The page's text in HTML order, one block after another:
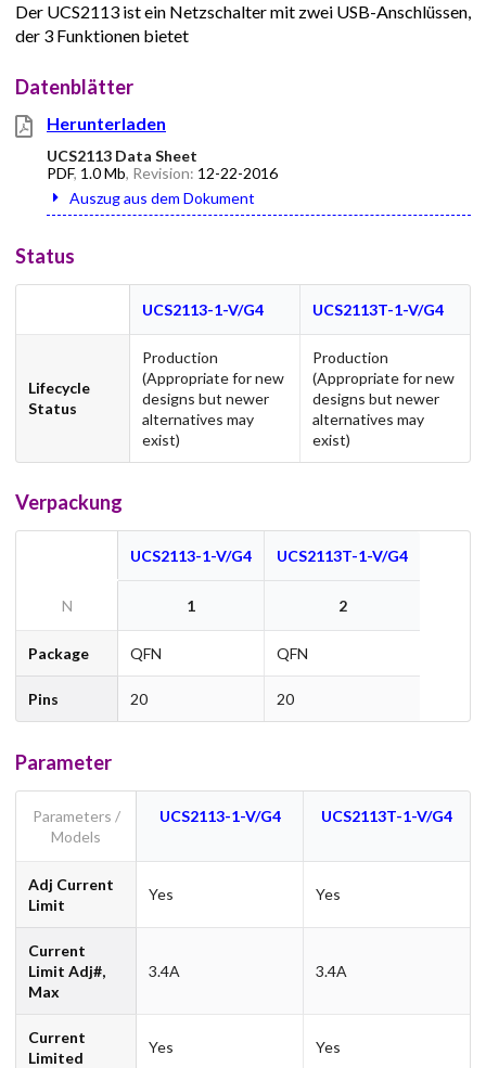
Der UCS2113 ist ein Netzschalter mit zwei USB-Anschlüssen,
der 3 Funktionen bietet
Datenblätter
Herunterladen
UCS2113 Data Sheet
PDF, 1.0 Mb, Revision: 12-22-2016
Auszug aus dem Dokument
Status
UCS2113-1-V/G4 UCS2113T-1-V/G4
Lifecycle
Status
Production
(Appropriate for new
designs but newer
alternatives may
exist)
Production
(Appropriate for new
designs but newer
alternatives may
exist)
Verpackung
UCS2113-1-V/G4 UCS2113T-1-V/G4
N 1 2
Package QFN QFN
Pins 20 20
Parameter
Parameters /
Models
UCS2113-1-V/G4 UCS2113T-1-V/G4
Adj Current
Limit
Yes Yes
Current
Limit Adj#,
Max
3.4A 3.4A
Current
Limited
Yes Yes